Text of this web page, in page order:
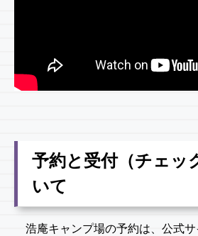
予約と受付（チェッ
いて
浩庵キャンプ場の予約は、公式